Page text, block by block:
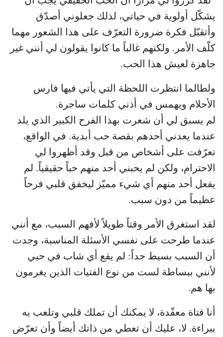
يشكّل أولوية في حياتي، لذلك جعلوني أصدّق
وأتقبّل فكرة ضرورة التعرّف على هذا الشعور مهما
كلّف الأمر. ولكنهم غالباً ما كانوا يقولون لي أنني غير
جاهزة لعيش هذا الحب.
ولطالما انتظرت اللحظة التي يأتي فيها فارس
الأحلام ويهمس في أذني كلمات ساحرة.
لم يسبق لي أن شعرت بهذا الفرح الكبير الذي يلد
عندما يعدني أحدهم بقصة حب أبدية. في الواقع،
تعرّفت على أشخاص من قبل وقد أظهروا لي
الاحترام، ولكن لم يحبني أحد منهم حباً حقيقياً. لم
يفعل أحد منهم أي شيء مميّز ليخفق قلبي فرحاً
عظيماً من دون سبب.
لقد استغرق الأمر وقتاً طويلاً لأفهم السبب، مع أنني
عندما طرحت على نفسي الأسئلة المناسبة، وجدت
أن السبب بسيط جداً: لم يقع أي شاب في حبي
لأنني ببساطة لست من نوع الفتيات الذين يغرمون
بها هم.
أنا فتاة معقّدة، لا يمكنك أن تملك قلبي وتلعب به
ببراءة. لا، عليك أن تعطي من ذاتك أيضاً وأن تعرّض